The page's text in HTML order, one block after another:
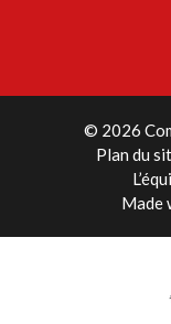
© 2026
Plan du
Made